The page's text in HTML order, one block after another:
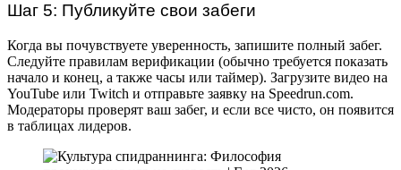
Шаг 5: Публикуйте свои забеги
Когда вы почувствуете уверенность, запишите полный забег.
Следуйте правилам верификации (обычно требуется показать
начало и конец, а также часы или таймер). Загрузите видео на
YouTube или Twitch и отправьте заявку на Speedrun.com.
Модераторы проверят ваш забег, и если все чисто, он появится
в таблицах лидеров.